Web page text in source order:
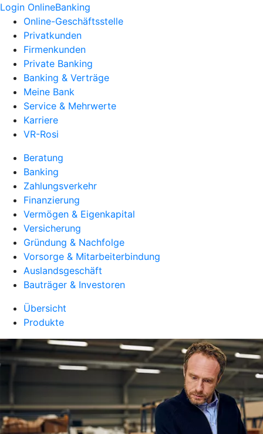
Login OnlineBanking
Online-Geschäftsstelle
Privatkunden
Firmenkunden
Private Banking
Banking & Verträge
Meine Bank
Service & Mehrwerte
Karriere
VR-Rosi
Beratung
Banking
Zahlungsverkehr
Finanzierung
Vermögen & Eigenkapital
Versicherung
Gründung & Nachfolge
Vorsorge & Mitarbeiterbindung
Auslandsgeschäft
Bauträger & Investoren
Übersicht
Produkte